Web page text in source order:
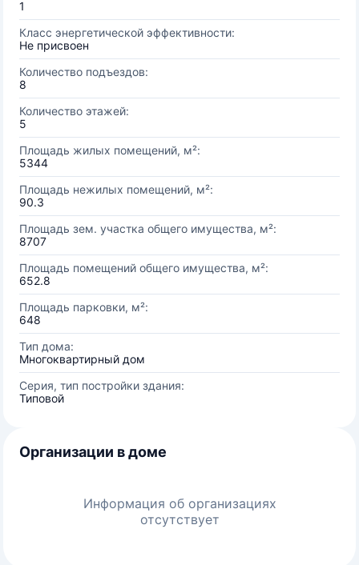
1
Класс энергетической эффективности:
Не присвоен
Количество подъездов:
8
Количество этажей:
5
Площадь жилых помещений, м²:
5344
Площадь нежилых помещений, м²:
90.3
Площадь зем. участка общего имущества, м²:
8707
Площадь помещений общего имущества, м²:
652.8
Площадь парковки, м²:
648
Тип дома:
Многоквартирный дом
Серия, тип постройки здания:
Типовой
Организации в доме
Информация об организациях
отсутствует